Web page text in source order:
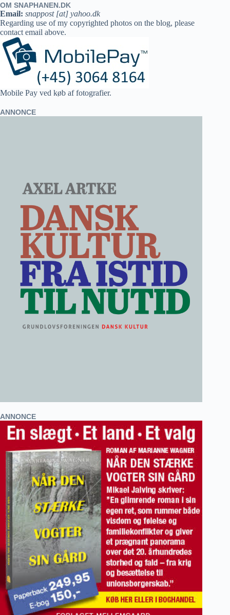
OM SNAPHANEN.DK
Email: snappost [at] yahoo.dk
Regarding use of my copyrighted photos on the blog, please
contact email above.
Mobile Pay ved køb af fotografier.
ANNONCE
ANNONCE